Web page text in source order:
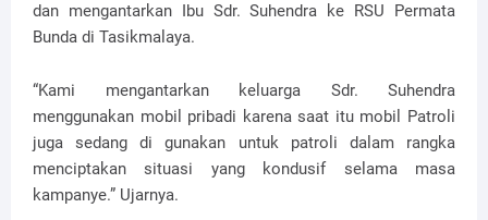
dan mengantarkan Ibu Sdr. Suhendra ke RSU Permata
Bunda di Tasikmalaya.
“Kami mengantarkan keluarga Sdr. Suhendra
menggunakan mobil pribadi karena saat itu mobil Patroli
juga sedang di gunakan untuk patroli dalam rangka
menciptakan situasi yang kondusif selama masa
kampanye.” Ujarnya.